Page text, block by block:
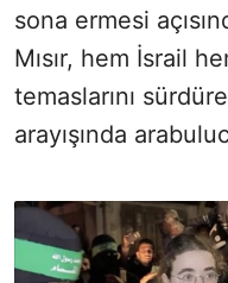
sona ermesi
Mısır, hem İsrail
temaslarını
arayışında